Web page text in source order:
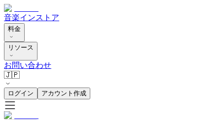
音楽インストア
料金
リソース
お問い合わせ
🇯🇵
ログイン アカウント作成